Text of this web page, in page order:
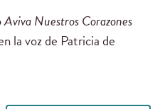
Aviva Nuestros Corazones
la voz de Patricia de